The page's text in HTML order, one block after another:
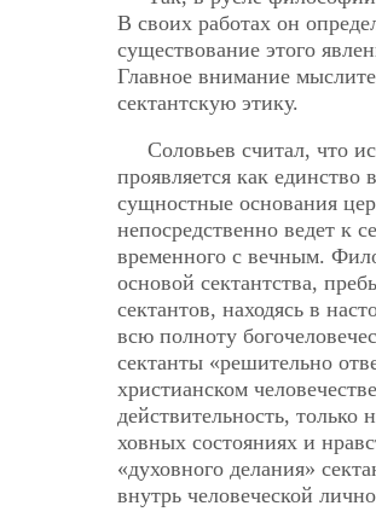
В своих работах он
существование этого
Главное внимание
сектантскую этику.
Соловьев считал, что
проявляется как
сущностные основания
непосредственно ведет к
временного с вечным.
основой сектантства,
сектантов, находясь в
всю полноту
сектанты «решительно
христианском
действительность,
ховных состояниях и
«духовного делания»
внутрь человеческой